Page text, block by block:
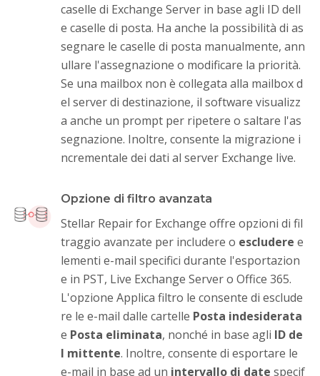
caselle di Exchange Server in base agli ID dell
e caselle di posta. Ha anche la possibilità di as
segnare le caselle di posta manualmente, ann
ullare l'assegnazione o modificare la priorità.
Se una mailbox non è collegata alla mailbox d
el server di destinazione, il software visualizz
a anche un prompt per ripetere o saltare l'as
segnazione. Inoltre, consente la migrazione i
ncrementale dei dati al server Exchange live.
Opzione di filtro avanzata
Stellar Repair for Exchange offre opzioni di fil
traggio avanzate per includere o escludere e
lementi e-mail specifici durante l'esportazion
e in PST, Live Exchange Server o Office 365.
L'opzione Applica filtro le consente di esclude
re le e-mail dalle cartelle Posta indesiderata
e Posta eliminata, nonché in base agli ID de
l mittente. Inoltre, consente di esportare le
e-mail in base ad un intervallo di date specif